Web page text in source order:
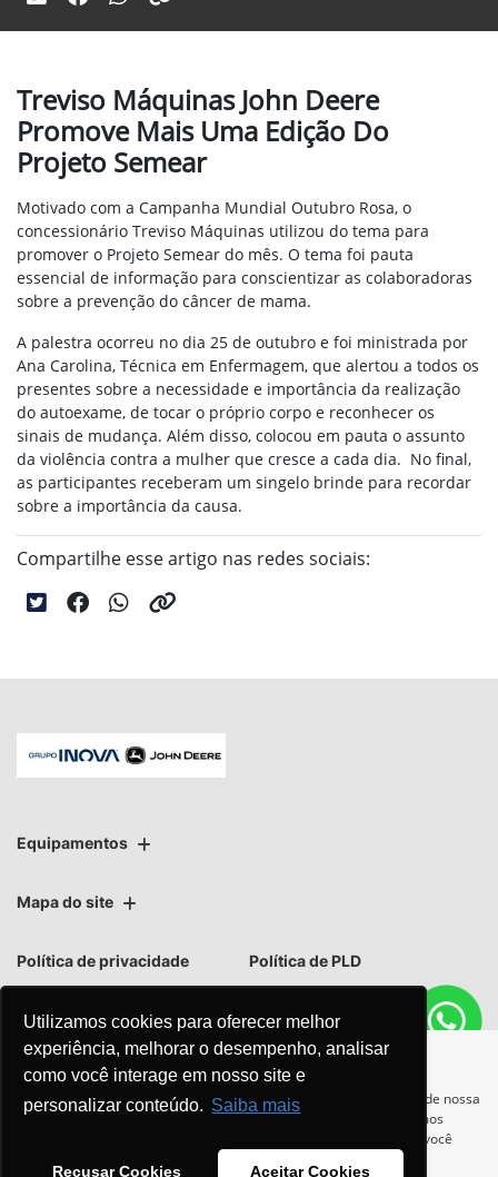
Utilizamos cookies para oferecer melhor
experiência, melhorar o desempenho, analisar
como você interage em nosso site e
personalizar conteúdo. Saiba mais
Recusar Cookies Aceitar Cookies
Treviso Máquinas John Deere
Promove Mais Uma Edição Do
Projeto Semear
Motivado com a Campanha Mundial Outubro Rosa, o
concessionário Treviso Máquinas utilizou do tema para
promover o Projeto Semear do mês. O tema foi pauta
essencial de informação para conscientizar as colaboradoras
sobre a prevenção do câncer de mama.
A palestra ocorreu no dia 25 de outubro e foi ministrada por
Ana Carolina, Técnica em Enfermagem, que alertou a todos os
presentes sobre a necessidade e importância da realização
do autoexame, de tocar o próprio corpo e reconhecer os
sinais de mudança. Além disso, colocou em pauta o assunto
da violência contra a mulher que cresce a cada dia. No final,
as participantes receberam um singelo brinde para recordar
sobre a importância da causa.
Compartilhe esse artigo nas redes sociais:
Equipamentos
Mapa do site
Política de privacidade Política de PLD
No trânsito, enxergar o outro
Para otimizar sua experiência durante a navegação, fazemos uso de nossa
política de cookies e para proteger seus dados pessoais respeitamos
. Ao seguir com a navegação e visita você